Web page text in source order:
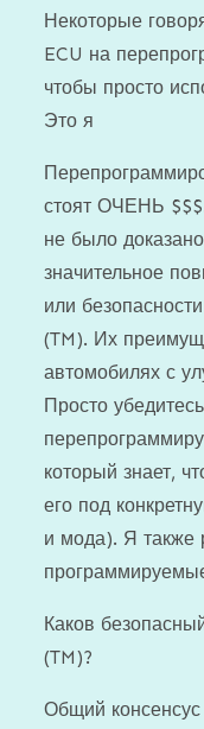
Некоторые
ECU на
чтобы просто
Это я
стоят ОЧЕНЬ
не было
значительное
или
(TM). Их
автомобилях с
Просто
который знает,
его под
и мода). Я также
Каков
(TM)?
Общий